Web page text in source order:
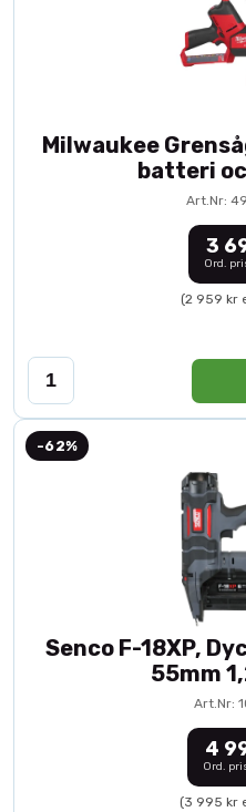
Milwaukee
batteri
Art.Nr:
3
Ord.
(2 959 kr
-62%
Senco F-18XP,
55mm
Art.Nr:
4
Ord.
(3 995 kr